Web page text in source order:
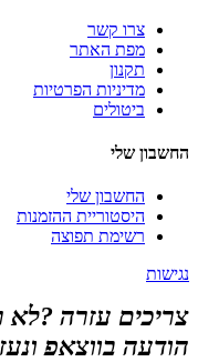
צרו קשר
מפת האתר
תקנון
מדיניות הפרטיות
ביטולים
החשבון שלי
החשבון שלי
היסטוריית ההזמנות
רשימת תפוצה
נגישות
צריכים עזרה
הודעה בווצאפ ונעזור לכם